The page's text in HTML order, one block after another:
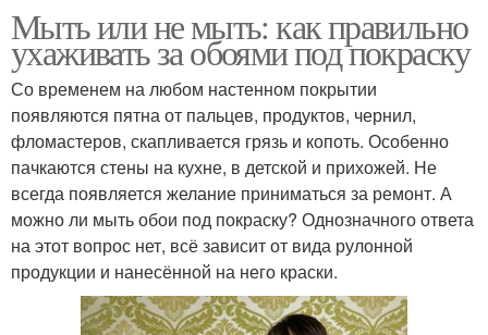
Мыть или не мыть: как правильно
ухаживать за обоями под покраску
Со временем на любом настенном покрытии
появляются пятна от пальцев, продуктов, чернил,
фломастеров, скапливается грязь и копоть. Особенно
пачкаются стены на кухне, в детской и прихожей. Не
всегда появляется желание приниматься за ремонт. А
можно ли мыть обои под покраску? Однозначного ответа
на этот вопрос нет, всё зависит от вида рулонной
продукции и нанесённой на него краски.